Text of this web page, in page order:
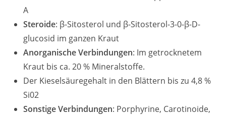
A
Steroide: β-Sitosterol und β-Sitosterol-3-0-β-D-
glucosid im ganzen Kraut
Anorganische Verbindungen: Im getrocknetem
Kraut bis ca. 20 % Mineralstoffe.
Der Kieselsäuregehalt in den Blättern bis zu 4,8 %
Si02
Sonstige Verbindungen: Porphyrine, Carotinoide,